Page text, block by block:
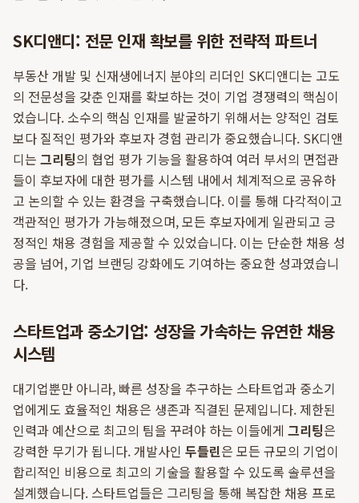
SK디앤디: 전문 인재 확보를 위한 전략적 파트너
부동산 개발 및 신재생에너지 분야의 리더인 SK디앤디는 고도
의 전문성을 갖춘 인재를 확보하는 것이 기업 경쟁력의 핵심이
었습니다. 소수의 핵심 인재를 발굴하기 위해서는 양적인 검토
보다 질적인 평가와 후보자 경험 관리가 중요했습니다. SK디앤
디는 그리팅의 협업 평가 기능을 활용하여 여러 부서의 면접관
들이 후보자에 대한 평가를 시스템 내에서 체계적으로 공유하
고 논의할 수 있는 환경을 구축했습니다. 이를 통해 다각적이고
객관적인 평가가 가능해졌으며, 모든 후보자에게 일관되고 긍
정적인 채용 경험을 제공할 수 있었습니다. 이는 단순한 채용 성
공을 넘어, 기업 브랜딩 강화에도 기여하는 중요한 성과였습니
다.
스타트업과 중소기업: 성장을 가속하는 유연한 채용
시스템
대기업뿐만 아니라, 빠른 성장을 추구하는 스타트업과 중소기
업에게도 효율적인 채용은 생존과 직결된 문제입니다. 제한된
인력과 예산으로 최고의 팀을 꾸려야 하는 이들에게 그리팅은
강력한 무기가 됩니다. 개발사인 두들린은 모든 규모의 기업이
합리적인 비용으로 최고의 기술을 활용할 수 있도록 솔루션을
설계했습니다. 스타트업들은 그리팅을 통해 복잡한 채용 프로